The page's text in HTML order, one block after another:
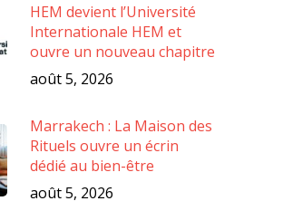
HEM devient l’Université
Internationale HEM et
ouvre un nouveau chapitre
août 5, 2026
Marrakech : La Maison des
Rituels ouvre un écrin
dédié au bien-être
août 5, 2026